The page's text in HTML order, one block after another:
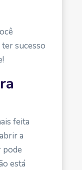
sucesso
feita
a
pode
está